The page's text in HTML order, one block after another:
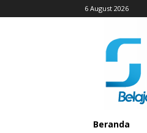
6 August 2026
Beranda